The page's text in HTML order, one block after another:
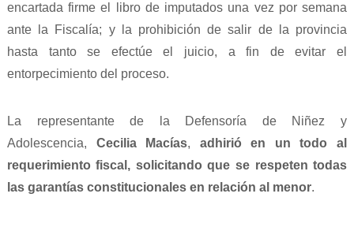
encartada firme el libro de imputados una vez por semana
ante la Fiscalía; y la prohibición de salir de la provincia
hasta tanto se efectúe el juicio, a fin de evitar el
entorpecimiento del proceso.
La representante de la Defensoría de Niñez y
Adolescencia, Cecilia Macías, adhirió en un todo al
requerimiento fiscal, solicitando que se respeten todas
las garantías constitucionales en relación al menor.